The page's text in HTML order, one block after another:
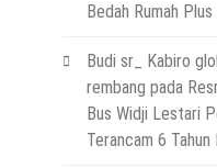
Bedah Rumah
Budi sr_ Kabiro
rembang pada
Bus Widji Lestari
Terancam 6 Tahun